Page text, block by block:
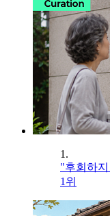
1.
"후회하
1위